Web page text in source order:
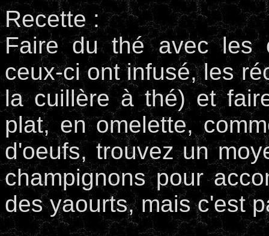
Recette :
Faire du thé avec les
ceux-ci ont infusé, les
la cuillère à thé) et
plat, en omelette,
d'oeufs, trouvez un
champignons pour
des yaourts, mais c'est